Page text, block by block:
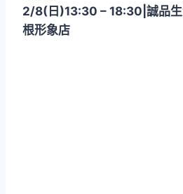
2/8(日)13:30 – 18:30|誠品生
根形象店